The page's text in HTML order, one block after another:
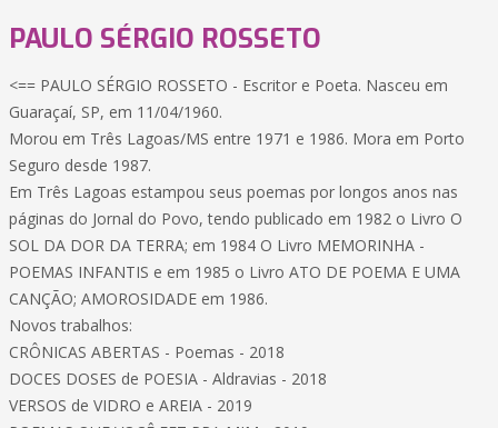
PAULO SÉRGIO ROSSETO
<== PAULO SÉRGIO ROSSETO - Escritor e Poeta. Nasceu em
Guaraçaí, SP, em 11/04/1960.
Morou em Três Lagoas/MS entre 1971 e 1986. Mora em Porto
Seguro desde 1987.
Em Três Lagoas estampou seus poemas por longos anos nas
páginas do Jornal do Povo, tendo publicado em 1982 o Livro O
SOL DA DOR DA TERRA; em 1984 O Livro MEMORINHA -
POEMAS INFANTIS e em 1985 o Livro ATO DE POEMA E UMA
CANÇÃO; AMOROSIDADE em 1986.
Novos trabalhos:
CRÔNICAS ABERTAS - Poemas - 2018
DOCES DOSES de POESIA - Aldravias - 2018
VERSOS de VIDRO e AREIA - 2019